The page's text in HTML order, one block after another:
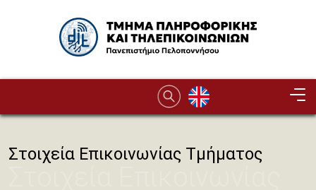
Image
Στοιχεία Επικοινωνίας Τμήματος